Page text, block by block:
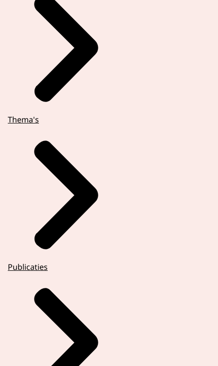
Thema's
Publicaties